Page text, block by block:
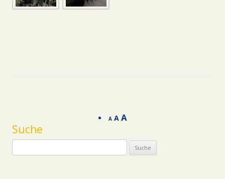
A A A
Suche